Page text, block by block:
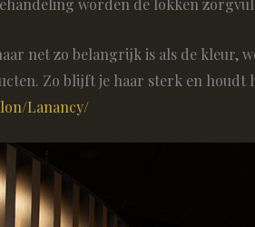
worden de lokken
net zo belangrijk is als de kleur,
Zo blijft je haar sterk en houdt
Lanancy/